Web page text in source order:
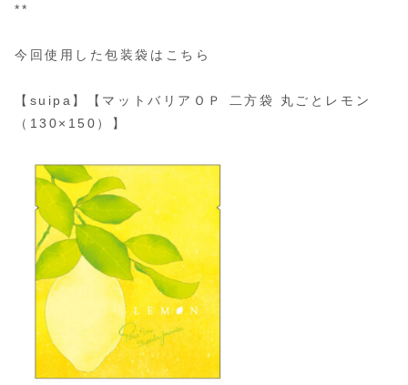
**
今回使用した包装袋はこちら
【suipa】【マットバリアＯＰ 二方袋 丸ごとレモン
（130×150）】